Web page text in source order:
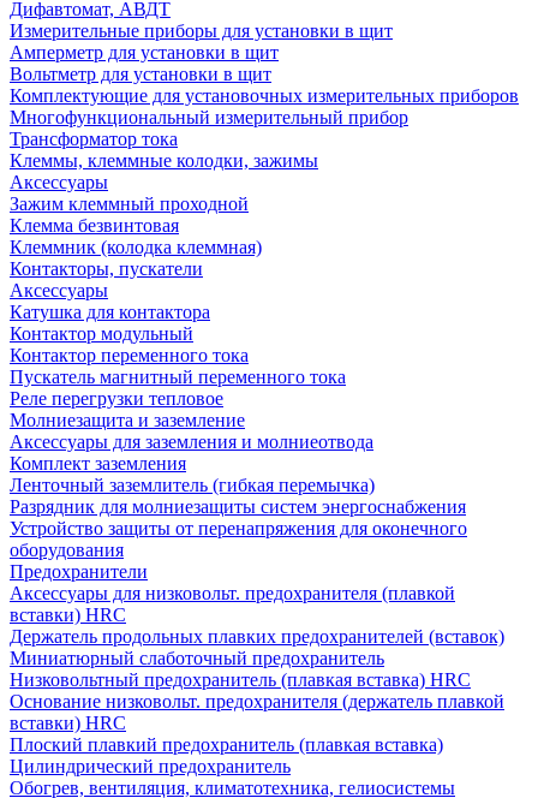
Дифавтомат, АВДТ
Измерительные приборы для установки в щит
Амперметр для установки в щит
Вольтметр для установки в щит
Комплектующие для установочных измерительных приборов
Многофункциональный измерительный прибор
Трансформатор тока
Клеммы, клеммные колодки, зажимы
Аксессуары
Зажим клеммный проходной
Клемма безвинтовая
Клеммник (колодка клеммная)
Контакторы, пускатели
Аксессуары
Катушка для контактора
Контактор модульный
Контактор переменного тока
Пускатель магнитный переменного тока
Реле перегрузки тепловое
Молниезащита и заземление
Аксессуары для заземления и молниеотвода
Комплект заземления
Ленточный заземлитель (гибкая перемычка)
Разрядник для молниезащиты систем энергоснабжения
Устройство защиты от перенапряжения для оконечного
оборудования
Предохранители
Аксессуары для низковольт. предохранителя (плавкой
вставки) HRC
Держатель продольных плавких предохранителей (вставок)
Миниатюрный слаботочный предохранитель
Низковольтный предохранитель (плавкая вставка) HRC
Основание низковольт. предохранителя (держатель плавкой
вставки) HRC
Плоский плавкий предохранитель (плавкая вставка)
Цилиндрический предохранитель
Обогрев, вентиляция, климатотехника, гелиосистемы